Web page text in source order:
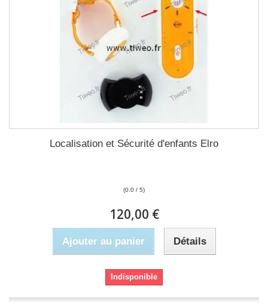
Localisation et Sécurité d'enfants Elro
(0.0 / 5)
120,00 €
Ajouter au panier Détails
Indisponible